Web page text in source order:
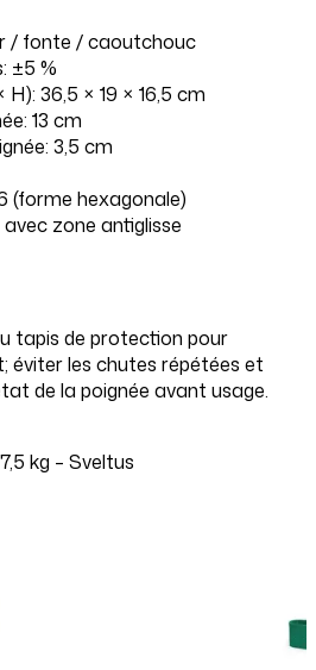
/ fonte / caoutchouc
±5 %
36,5 × 19 × 16,5 cm
13 cm
3,5 cm
(forme hexagonale)
zone antiglisse
tapis de protection pour
éviter les chutes répétées et
de la poignée avant usage.
kg – Sveltus